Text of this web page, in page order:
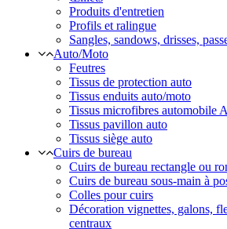
Produits d'entretien
Profils et ralingue
Sangles, sandows, drisses,
Auto/Moto
Feutres
Tissus de protection auto
Tissus enduits auto/moto
Tissus microfibres
Tissus pavillon auto
Tissus siège auto
Cuirs de bureau
Cuirs de bureau rectangle ou
Cuirs de bureau sous-main à
Colles pour cuirs
Décoration vignettes, galons,
centraux